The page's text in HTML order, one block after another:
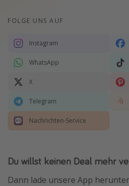
FOLGE UNS AUF
Instagram
WhatsApp
X
Telegram
Nachrichten-Service
Du willst keinen Deal mehr
Dann lade unsere App